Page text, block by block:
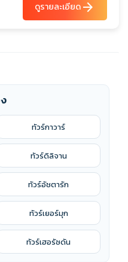
ดูรายละเอียดarrow_forward
ทัวร์กาวาร์
ทัวร์ดิลิจาน
ทัวร์อัชตารัก
ทัวร์เยอร์มุก
ทัวร์เฮอรัซดัน